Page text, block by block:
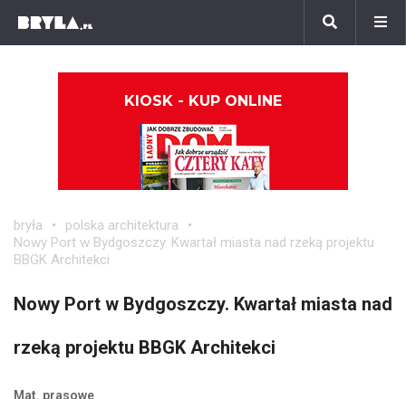
KIOSK - KUP ONLINE
bryła
polska architektura
Nowy Port w Bydgoszczy. Kwartał miasta nad rzeką projektu
BBGK Architekci
Nowy Port w Bydgoszczy. Kwartał miasta nad
rzeką projektu BBGK Architekci
Mat. prasowe